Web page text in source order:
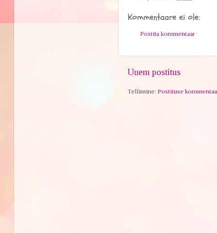
Kommentaare ei ole:
Postita kommentaar
Uuem postitus
Tellimine:Postituse